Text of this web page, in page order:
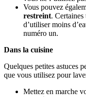
Vous pouvez
restreint.
d’utiliser moins
numéro un.
Dans la cuisine
Quelques petites astuces
que vous utilisez pour
Mettez en marche